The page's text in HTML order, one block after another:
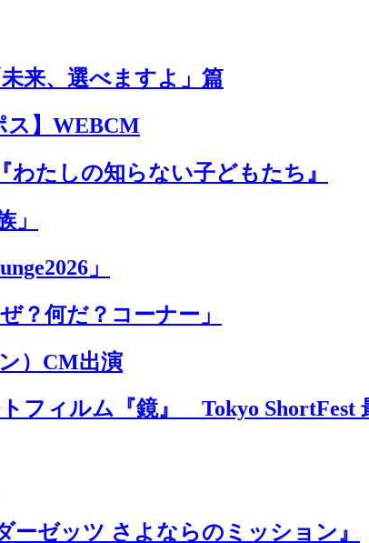
来、選べますよ」篇
ス】WEBCM
わたしの知らない子どもたち』
」
」
？何だ？コーナー」
）CM出演
フィルム『鏡』 Tokyo ShortFest
ーゼッツ さよならのミッション』